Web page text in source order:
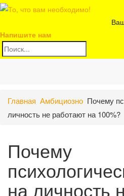
Напишите нам
Главная Амбициозно Почему
личность не работают на 100%?
Почему
на личность